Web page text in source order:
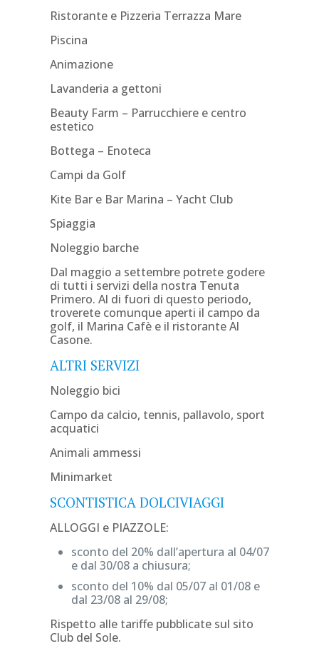
Ristorante e Pizzeria Terrazza Mare
Piscina
Animazione
Lavanderia a gettoni
Beauty Farm – Parrucchiere e centro
estetico
Bottega – Enoteca
Campi da Golf
Kite Bar e Bar Marina – Yacht Club
Spiaggia
Noleggio barche
Dal maggio a settembre potrete godere
di tutti i servizi della nostra Tenuta
Primero. Al di fuori di questo periodo,
troverete comunque aperti il campo da
golf, il Marina Cafè e il ristorante Al
Casone.
ALTRI SERVIZI
Noleggio bici
Campo da calcio, tennis, pallavolo, sport
acquatici
Animali ammessi
Minimarket
SCONTISTICA DOLCIVIAGGI
ALLOGGI e PIAZZOLE:
sconto del 20% dall’apertura al 04/07
e dal 30/08 a chiusura;
sconto del 10% dal 05/07 al 01/08 e
dal 23/08 al 29/08;
Rispetto alle tariffe pubblicate sul sito
Club del Sole.